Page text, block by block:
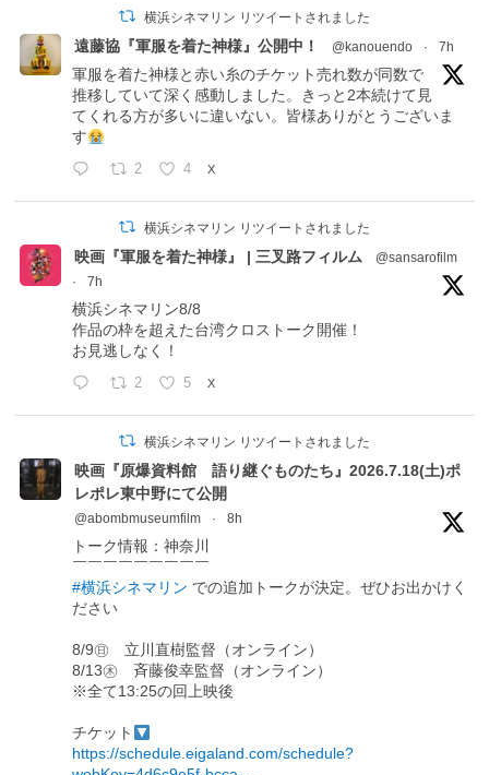
横浜シネマリン リツイートされました
遠藤協『軍服を着た神様』公開中！ @kanouendo · 7h
軍服を着た神様と赤い糸のチケット売れ数が同数で
推移していて深く感動しました。きっと2本続けて見
てくれる方が多いに違いない。皆様ありがとうございま
す
2 4 X
横浜シネマリン リツイートされました
映画『軍服を着た神様』 | 三叉路フィルム
@sansarofilm
·
7h
横浜シネマリン8/8
作品の枠を超えた台湾クロストーク開催！
お見逃しなく！
2 5 X
横浜シネマリン リツイートされました
映画『原爆資料館 語り継ぐものたち』2026.7.18(土)ポ
レポレ東中野にて公開
@abombmuseumfilm · 8h
トーク情報：神奈川
￣￣￣￣￣￣￣￣￣
#横浜シネマリン での追加トークが決定。ぜひお出かけく
ださい
8/9㊐ 立川直樹監督（オンライン）
8/13㊍ 斉藤俊幸監督（オンライン）
※全て13:25の回上映後
チケット
https://schedule.eigaland.com/schedule?